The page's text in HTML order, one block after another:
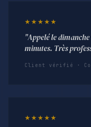
★★★★★
"Appelé le
minutes. Très
Client vérifié ·
★★★★★